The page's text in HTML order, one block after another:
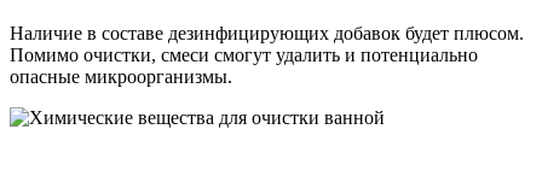
Наличие в составе дезинфицирующих добавок будет плюсом.
Помимо очистки, смеси смогут удалить и потенциально
опасные микроорганизмы.